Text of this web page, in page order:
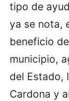
tipo de
ya se nota,
beneficio
municipio,
del Estado,
Cardona y